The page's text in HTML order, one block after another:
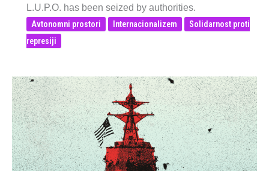
L.U.P.O. has been seized by authorities.
Avtonomni prostori Internacionalizem
Solidarnost proti
represiji